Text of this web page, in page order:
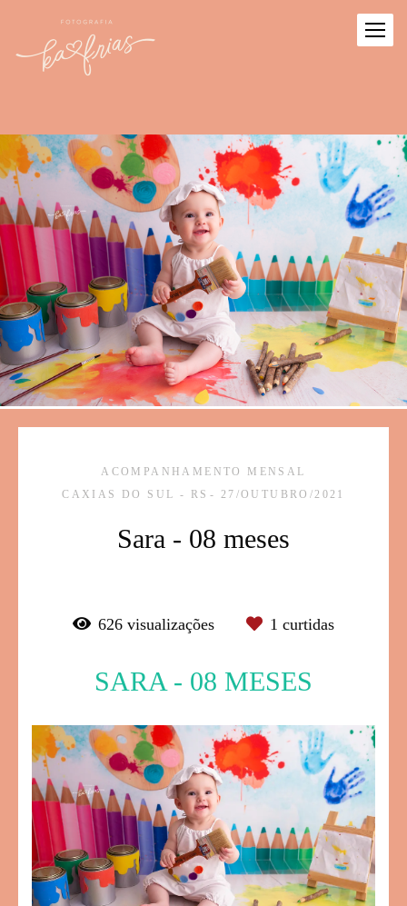
ACOMPANHAMENTO MENSAL
CAXIAS DO SUL - RS
27/OUTUBRO/2021
Sara - 08 meses
626 visualizações 1 curtidas
SARA - 08 MESES